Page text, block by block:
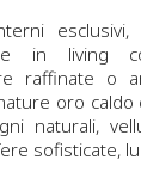
in living
raffinate o
oro
naturali,
sofisticate,